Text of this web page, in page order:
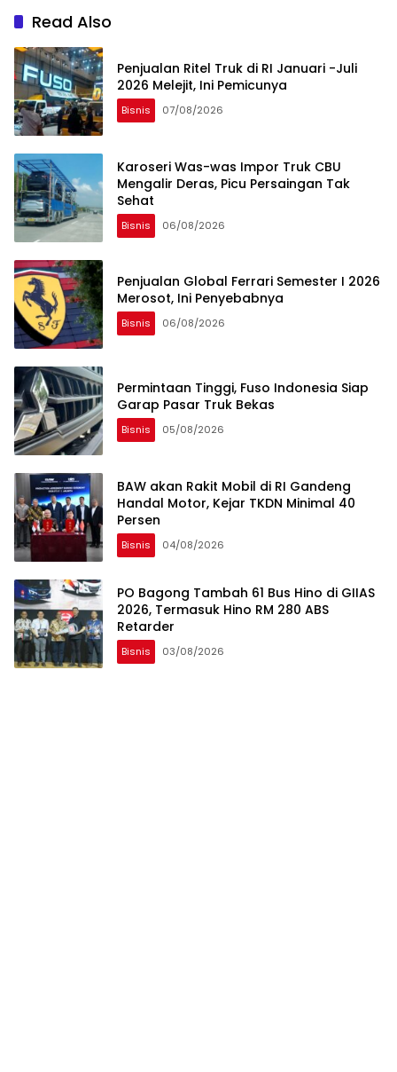
Menyala
Read Also
Penjualan Ritel Truk di RI Januari -Juli
2026 Melejit, Ini Pemicunya
Bisnis 07/08/2026
Karoseri Was-was Impor Truk CBU
Mengalir Deras, Picu Persaingan Tak
Sehat
Bisnis 06/08/2026
Penjualan Global Ferrari Semester I 2026
Merosot, Ini Penyebabnya
Bisnis 06/08/2026
Permintaan Tinggi, Fuso Indonesia Siap
Garap Pasar Truk Bekas
Bisnis 05/08/2026
BAW akan Rakit Mobil di RI Gandeng
Handal Motor, Kejar TKDN Minimal 40
Persen
Bisnis 04/08/2026
PO Bagong Tambah 61 Bus Hino di GIIAS
2026, Termasuk Hino RM 280 ABS
Retarder
Bisnis 03/08/2026